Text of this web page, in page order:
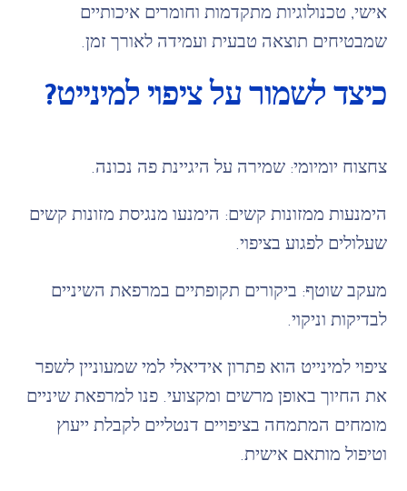
אישי, טכנולוגיות מתקדמות וחומרים איכותיים
שמבטיחים תוצאה טבעית ועמידה לאורך זמן.
כיצד לשמור על ציפוי למינייט?
צחצוח יומיומי: שמירה על היגיינת פה נכונה.
הימנעות ממזונות קשים: הימנעו מנגיסת מזונות קשים
שעלולים לפגוע בציפוי.
מעקב שוטף: ביקורים תקופתיים במרפאת השיניים
לבדיקות וניקוי.
ציפוי למינייט הוא פתרון אידיאלי למי שמעוניין לשפר
את החיוך באופן מרשים ומקצועי. פנו למרפאת שיניים
מומחים המתמחה בציפויים דנטליים לקבלת ייעוץ
וטיפול מותאם אישית.